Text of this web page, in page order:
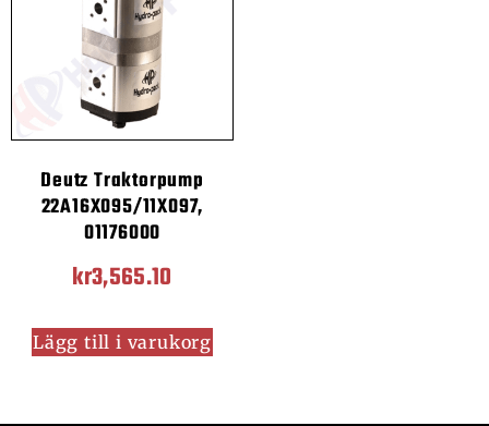
Deutz Traktorpump
22A16X095/11X097,
01176000
kr3,565.10
Lägg till i varukorg